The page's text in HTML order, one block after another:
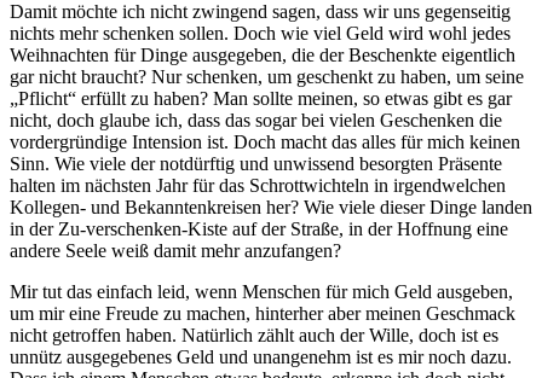
Damit möchte ich nicht zwingend sagen, dass wir uns gegenseitig
nichts mehr schenken sollen. Doch wie viel Geld wird wohl jedes
Weihnachten für Dinge ausgegeben, die der Beschenkte eigentlich
gar nicht braucht? Nur schenken, um geschenkt zu haben, um seine
„Pflicht“ erfüllt zu haben? Man sollte meinen, so etwas gibt es gar
nicht, doch glaube ich, dass das sogar bei vielen Geschenken die
vordergründige Intension ist. Doch macht das alles für mich keinen
Sinn. Wie viele der notdürftig und unwissend besorgten Präsente
halten im nächsten Jahr für das Schrottwichteln in irgendwelchen
Kollegen- und Bekanntenkreisen her? Wie viele dieser Dinge landen
in der Zu-verschenken-Kiste auf der Straße, in der Hoffnung eine
andere Seele weiß damit mehr anzufangen?
Mir tut das einfach leid, wenn Menschen für mich Geld ausgeben,
um mir eine Freude zu machen, hinterher aber meinen Geschmack
nicht getroffen haben. Natürlich zählt auch der Wille, doch ist es
unnütz ausgegebenes Geld und unangenehm ist es mir noch dazu.